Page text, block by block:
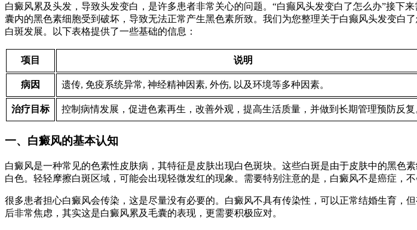
白癜风累及头发，导致头发变白，是许多患者非常关心的问题。“白癫风头发变白了怎么办”接
囊内的黑色素细胞受到破坏，导致无法正常产生黑色素所致。我们为您整理关于白癫风头发变白
白斑发展。以下表格提供了一些基础的信息：
项目 说明
病因 遗传, 免疫系统异常, 神经精神因素, 外伤, 以及环境等多种因素。
治疗目标 控制病情发展，促进色素再生，改善外观，提高生活质量，并做到长期管理预防反复
一、白癜风的基本认知
白癜风是一种常见的色素性皮肤病，其特征是皮肤出现白色斑块。这些白斑是由于皮肤中的黑
白色。轻轻摩擦白斑区域，可能会出现轻微发红的现象。需要特别注意的是，白癜风不是癌症，
很多患者担心白癜风会传染，这是尽量没有必要的。白癜风不具有传染性，可以正常结婚生育，
后非常焦虑，其实这是白癜风累及毛囊的表现，更需要积极应对。